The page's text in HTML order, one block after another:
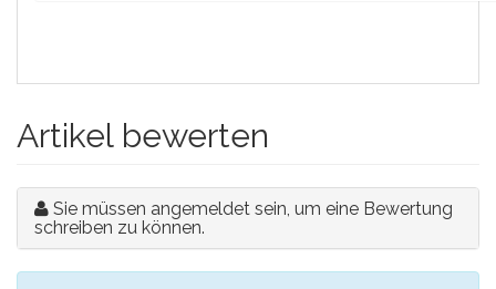
Artikel bewerten
Sie müssen angemeldet sein, um eine Bewertung
schreiben zu können.